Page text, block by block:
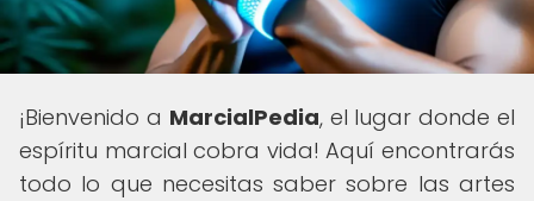
¡Bienvenido a MarcialPedia, el lugar donde el
espíritu marcial cobra vida! Aquí encontrarás
todo lo que necesitas saber sobre las artes